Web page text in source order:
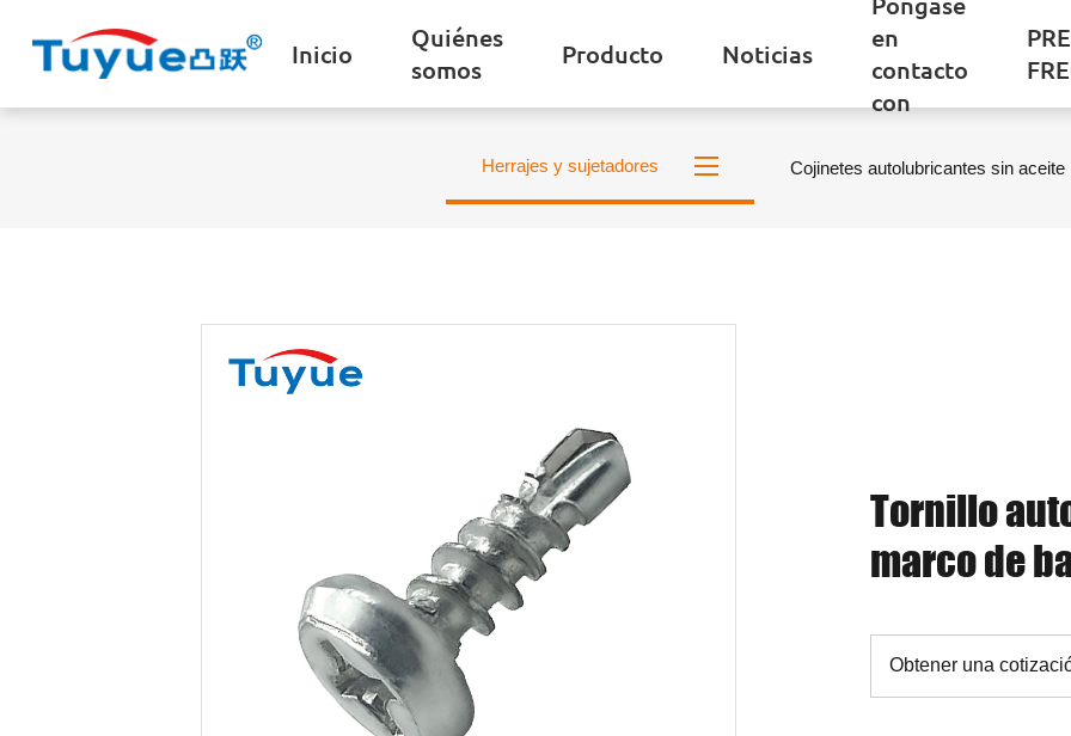
Inicio
Quiénes
somos
Producto Noticias
en
contacto
con
Herrajes y sujetadores Cojinetes autolubricantes sin aceite
Tornillo
marco de
Obtener una